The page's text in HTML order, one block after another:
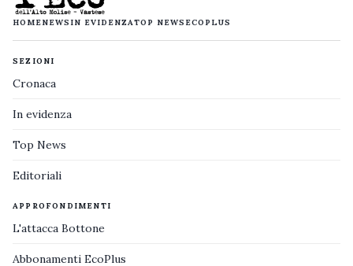
HOMENEWS IN EVIDENZATOP NEWS ECOPLUS
SEZIONI
Cronaca
In evidenza
Top News
Editoriali
APPROFONDIMENTI
L'attacca Bottone
Abbonamenti EcoPlus